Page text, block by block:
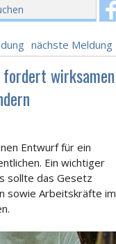
nächste Meldung
wirksamen
Entwurf für ein
Ein wichtiger
sollte das Gesetz
sowie Arbeitskräfte im